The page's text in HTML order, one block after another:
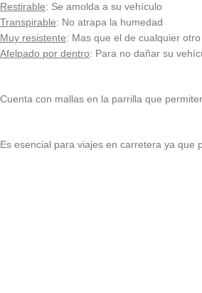
Restirable: Se amolda a su vehículo
Transpirable: No atrapa la humedad
Muy resistente: Mas que el de cualquier
Afelpado por dentro: Para no dañar su
Cuenta con mallas en la parrilla que
Es esencial para viajes en carretera ya que